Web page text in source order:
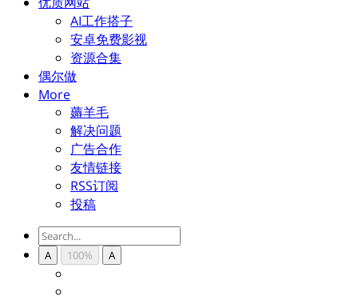
AI工作搭子
安卓免费影视
资源合集
偶尔做
More
薅羊毛
解决问题
广告合作
友情链接
RSS订阅
投稿
A 100% A